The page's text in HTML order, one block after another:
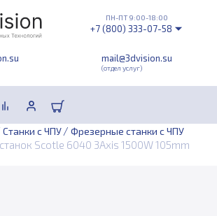
mail@3dvision.su
(отдел услуг)
ПН-ПТ 9:00-18:00
+7 (800) 333-07-58
Станки с ЧПУ/ Фрезерные станки с ЧПУ
Scotle 6040 3Axis 1500W 105mm